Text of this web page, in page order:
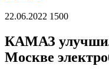
22.06.2022 1500
КАМАЗ
Москве